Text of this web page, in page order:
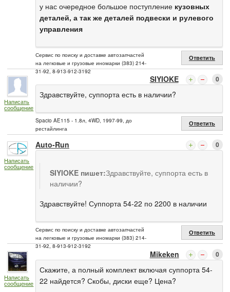
у нас очередное большое поступление кузовных
деталей, а так же деталей подвески и рулевого
управления
Сервис по поиску и доставке автозапчастей
на легковые и грузовые иномарки (383) 214-
31-92, 8-913-912-3192
Ответить
Написать
сообщение
SIYIOKE 0
Здравствуйте, суппорта есть в наличии?
Spacio AE115 - 1.8л, 4WD, 1997-99, до
рестайлинга
Ответить
Написать
сообщение
Auto-Run 0
SIYIOKE пишет:Здравствуйте, суппорта есть в
наличии?
Здравствуйте! Суппорта 54-22 по 2200 в наличии
Сервис по поиску и доставке автозапчастей
на легковые и грузовые иномарки (383) 214-
31-92, 8-913-912-3192
Ответить
Написать
сообщение
Mikeken 0
Скажите, а полный комплект включая суппорта 54-
22 найдется? Скобы, диски еще? Цена?